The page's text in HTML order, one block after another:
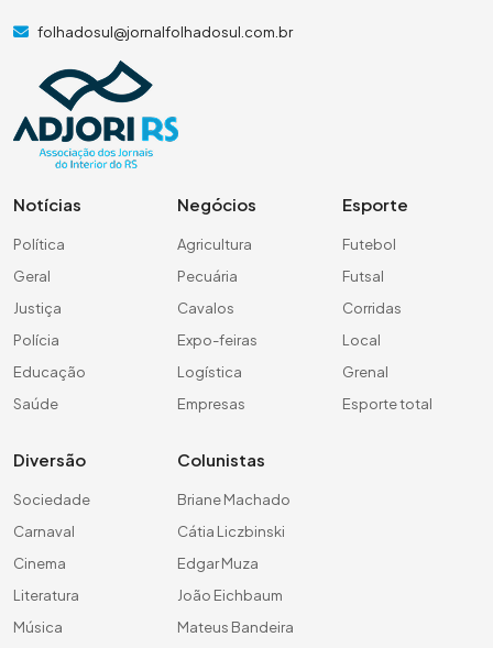
folhadosul@jornalfolhadosul.com.br
Notícias
Política
Geral
Justiça
Polícia
Educação
Saúde
Negócios
Agricultura
Pecuária
Cavalos
Expo-feiras
Logística
Empresas
Esporte
Futebol
Futsal
Corridas
Local
Grenal
Esporte total
Diversão
Sociedade
Carnaval
Cinema
Literatura
Música
Colunistas
Briane Machado
Cátia Liczbinski
Edgar Muza
João Eichbaum
Mateus Bandeira